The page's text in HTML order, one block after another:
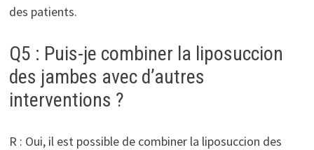
des patients.
Q5 : Puis-je combiner la liposuccion
des jambes avec d’autres
interventions ?
R : Oui, il est possible de combiner la liposuccion des